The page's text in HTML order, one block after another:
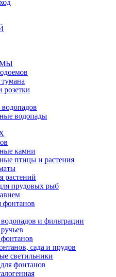
розетки
водопады
камни
птицы и растения
растений
прудовых рыб
и фильтрации
сада и прудов
светильники
фонтанов